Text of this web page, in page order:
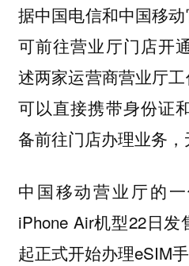
据中国电信和中国移
可前往营业厅门店开
述两家运营商营业厅
可以直接携带身份证
备前往门店办理业务，
中国移动营业厅的
iPhone Air机型22日
起正式开始办理eSIM手